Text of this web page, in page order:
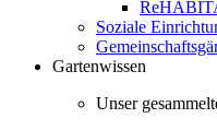
Soziale
Gartenwissen
Unser